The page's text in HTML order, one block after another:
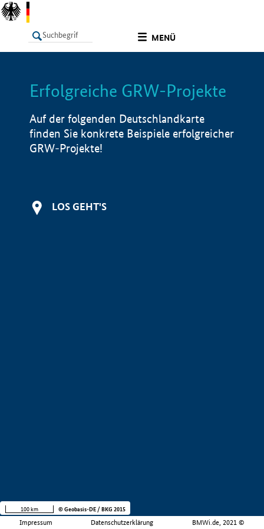
MENÜ
LISTE Info
Erfolgreiche GRW-Projekte
Auf der folgenden Deutschlandkarte
finden Sie konkrete Beispiele erfolgreicher
GRW-Projekte!
LOS GEHT'S
Impressum Datenschutzerklärung BMWi.de, 2021 ©
100 km © Geobasis-DE / BKG 2015